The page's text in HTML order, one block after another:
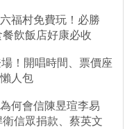
福村免費玩！必勝
飲飯店好康必收
！開唱時間、票價座
人包
何會信陳昱瑄李易
信眾捐款、蔡英文